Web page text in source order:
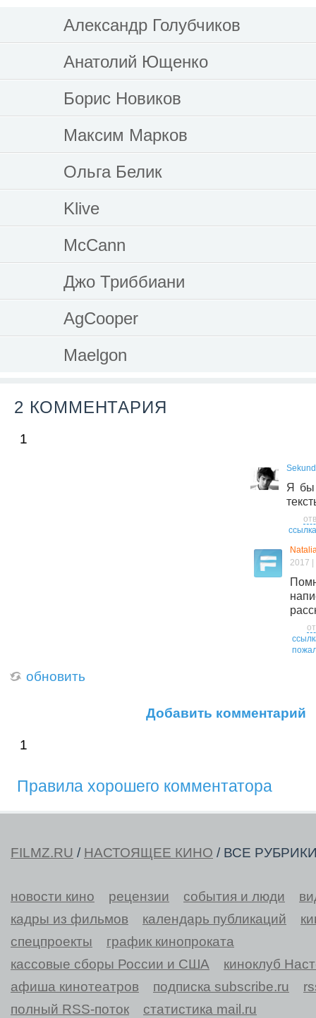
Александр Голубчиков
Анатолий Ющенко
Борис Новиков
Максим Марков
Ольга Белик
Klive
McCann
Джо Триббиани
AgCooper
Maelgon
2 КОММЕНТАРИЯ
1
Я бы
ссылка
2017
обновить
Добавить комментарий
1
Правила хорошего комментатора
FILMZ.RU / НАСТОЯЩЕЕ КИНО / ВСЕ
новости кино рецензии события и люди
кадры из фильмов
календарь публикаций
спецпроекты
график кинопроката
кассовые сборы России и США
киноклуб
афиша кинотеатров
подписка subscribe.ru
полный RSS-поток
статистика mail.ru